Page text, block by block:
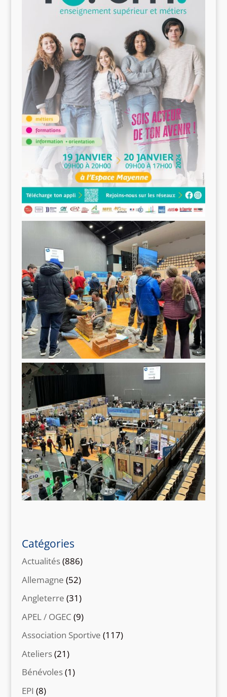
Catégories
Actualités(886)
Allemagne (52)
Angleterre (31)
APEL / OGEC (9)
Association Sportive (117)
Ateliers(21)
Bénévoles(1)
EPI (8)